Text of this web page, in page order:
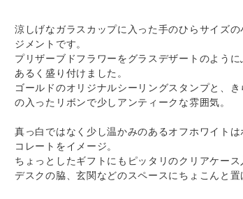
涼しげなガラスカップに入った手のひらサイズの
ジメントです。
プリザーブドフラワーをグラスデザートのように
あるく盛り付けました。
ゴールドのオリジナルシーリングスタンプと、き
の入ったリボンで少しアンティークな雰囲気。
真っ白ではなく少し温かみのあるオフホワイトは
コレートをイメージ。
ちょっとしたギフトにもピッタリのクリアケース
デスクの脇、玄関などのスペースにちょこんと置